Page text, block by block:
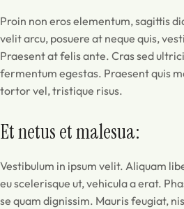
Proin non eros elementum, sagittis
velit arcu, posuere at neque quis,
Praesent at felis ante. Cras sed
fermentum egestas. Praesent quis
tortor vel, tristique risus.
Et netus et malesua:
Vestibulum in ipsum velit. Aliquam
eu scelerisque ut, vehicula a erat.
se quam dignissim. Mauris feugiat,